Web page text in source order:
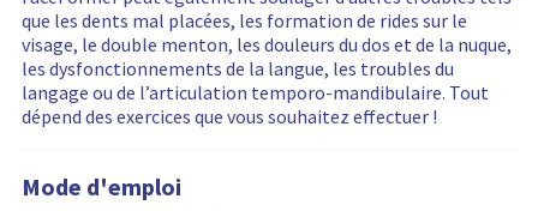
que les dents mal placées, les formation de rides sur le
visage, le double menton, les douleurs du dos et de la nuque,
les dysfonctionnements de la langue, les troubles du
langage ou de l’articulation temporo-mandibulaire. Tout
dépend des exercices que vous souhaitez effectuer !
Mode d'emploi